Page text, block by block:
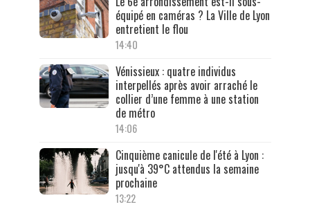
équipé en caméras ? La Ville de Lyon
entretient le flou
14:40
Vénissieux : quatre individus
interpellés après avoir arraché le
collier d’une femme à une station
de métro
14:06
Cinquième canicule de l'été à Lyon :
jusqu'à 39°C attendus la semaine
prochaine
13:22